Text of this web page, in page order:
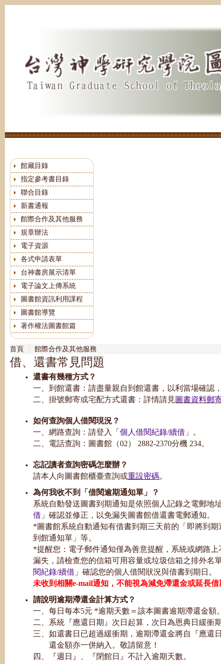
跳
館藏目錄
指定參考書目錄
聯合目錄
新書通報
館際合作及其他服務
規章辦法
電子資源
各式申請表單
台神書房展示清單
電子論文上傳系統
圖書館資訊利用課程
圖書館導覽
著作權法圖書館篇
首頁 館際合作及其他服務
借、還書常見問題
還書有幾種方式？
一、到館還書：請盡量親自到館還書，以利當場確認
二、掛號郵寄或宅配方式還書：詳情請見圖書資料郵
如何查詢個人借閱現況？
一、網路查詢：請登入「個人借閱紀錄/續借 」。
二、電話查詢：圖書館（02） 2882-2370分機 234。
忘記讀者查詢密碼怎麼辦？
請本人向圖書館櫃臺查詢或重設密碼。
為何我收不到「借閱逾期通知單」？
系統自動發送圖書到期通知是依照個人記錄之電郵地
借 」確認並修正，以免漏失圖書館借還書電郵通知。
*圖書館系統自動通知有借書到期三天前的「即將到
到館通知單」等。
*提醒您：電子郵件通知僅為善意提醒，系統或網路
漏失，請檢查您的信箱可用容量或垃圾信箱之排外名
閱紀錄/續借 」確認您的個人借閱狀況與借書到期日。
未收到相關e-mail通知，不能視為減免滯還金或延長
請說明逾期滯還金計算方式？
一、每日每本5元 *逾期天數＝該本圖書逾期滯還金額
二、系統『應還日期』次日起算，次日為恩典日緩衝
三、如還書日已超過緩衝期，逾期滯還金將自『應還
還金額亦一併納入。敬請留意！
四、『週日』、『閉館日』不計入逾期天數。